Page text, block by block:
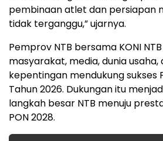
pembinaan atlet dan persiapan
tidak terganggu,” ujarnya.
Pemprov NTB bersama KONI
masyarakat, media, dunia
kepentingan mendukung sukses
Tahun 2026. Dukungan itu
langkah besar NTB menuju
PON 2028.